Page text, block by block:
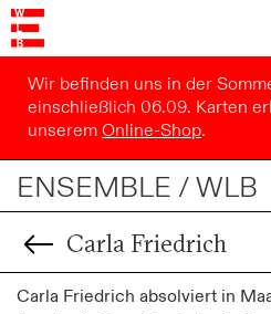
Wir befinden uns in der
einschließlich 06.09. Karten
unseremOnline-Shop.
ENSEMBLE / WLB
Carla Friedrich
Carla Friedrich absolviert in